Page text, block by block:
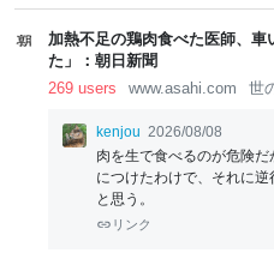
lo
w
lo
w
加熱不足の鶏肉食べた医師、
た」：朝日新聞
269 users
www.asahi.com 世
kenjou 2026/08/08
肉を生で食べるのが危険
につけたわけで、それに
と思う。
リンク